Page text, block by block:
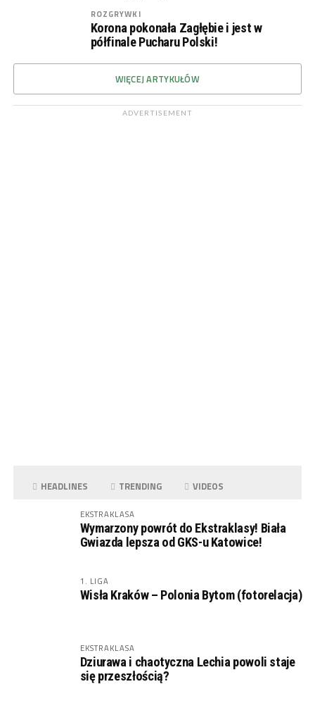
ROZGRYWKI
Korona pokonała Zagłębie i jest w
półfinale Pucharu Polski!
WIĘCEJ ARTYKUŁÓW
ADVERTISEMENT
HEADLINES TRENDING VIDEOS
EKSTRAKLASA
Wymarzony powrót do Ekstraklasy! Biała
Gwiazda lepsza od GKS-u Katowice!
1. LIGA
Wisła Kraków – Polonia Bytom (fotorelacja)
EKSTRAKLASA
Dziurawa i chaotyczna Lechia powoli staje
się przeszłością?